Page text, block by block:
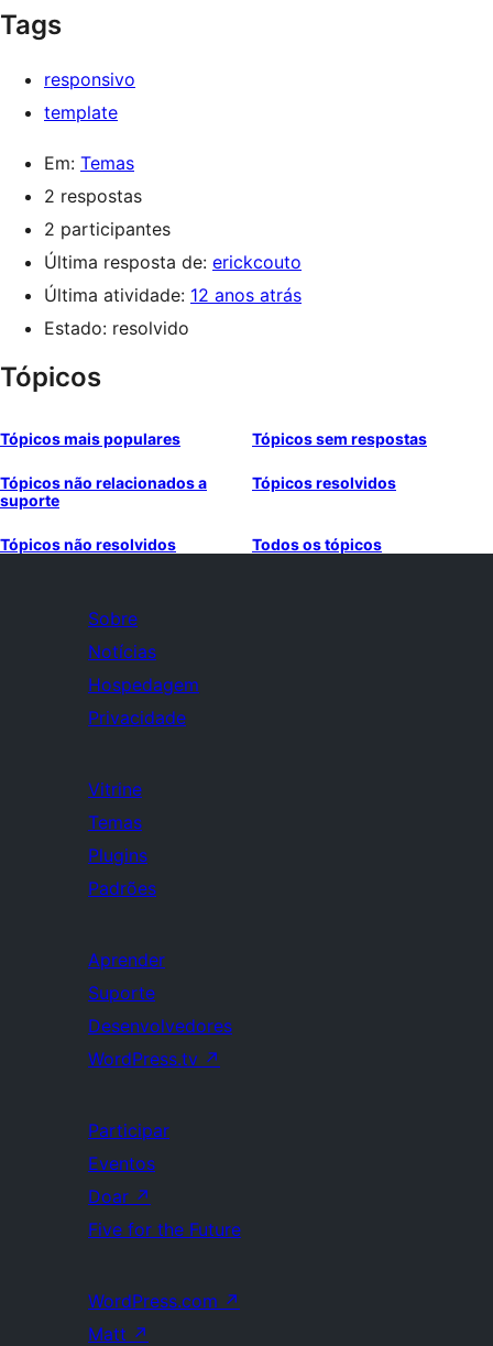
Tags
responsivo
template
Em: Temas
2 respostas
2 participantes
Última resposta de: erickcouto
Última atividade: 12 anos atrás
Estado: resolvido
Tópicos
Tópicos mais populares Tópicos sem respostas
Tópicos não relacionados a
suporte
Tópicos resolvidos
Tópicos não resolvidos Todos os tópicos
Sobre
Notícias
Hospedagem
Privacidade
Vitrine
Temas
Plugins
Padrões
Aprender
Suporte
Desenvolvedores
WordPress.tv ↗
Participar
Eventos
Doar ↗
Five for the Future
WordPress.com ↗
Matt ↗